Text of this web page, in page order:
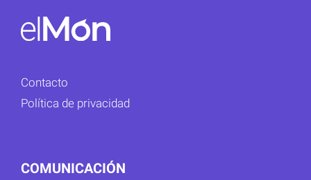
Contacto
Política de privacidad
COMUNICACIÓN